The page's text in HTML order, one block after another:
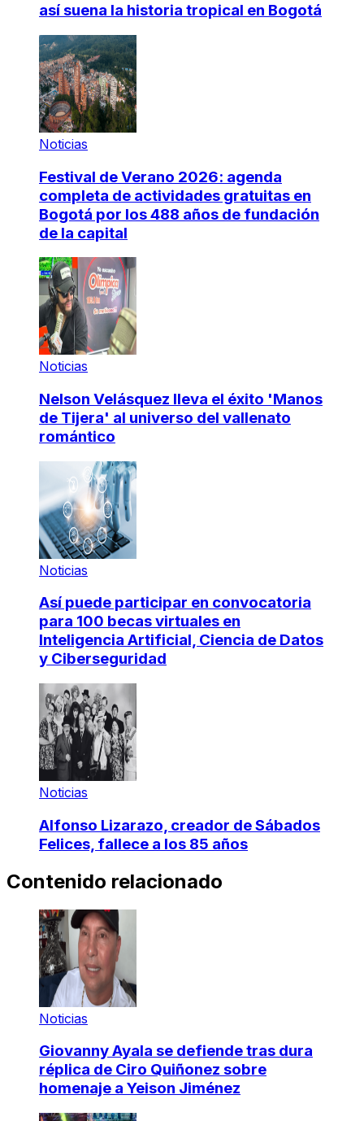
así suena la historia tropical en Bogotá
Noticias
Festival de Verano 2026: agenda
completa de actividades gratuitas en
Bogotá por los 488 años de fundación
de la capital
Noticias
Nelson Velásquez lleva el éxito 'Manos
de Tijera' al universo del vallenato
romántico
Noticias
Así puede participar en convocatoria
para 100 becas virtuales en
Inteligencia Artificial, Ciencia de Datos
y Ciberseguridad
Noticias
Alfonso Lizarazo, creador de Sábados
Felices, fallece a los 85 años
Contenido relacionado
Noticias
Giovanny Ayala se defiende tras dura
réplica de Ciro Quiñonez sobre
homenaje a Yeison Jiménez